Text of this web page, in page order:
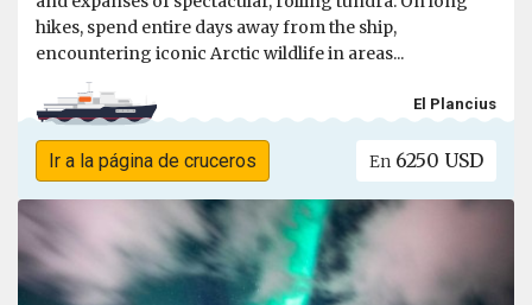
hikes, spend entire days away from the ship,
encountering iconic Arctic wildlife in areas...
El Plancius
Ir a la página de cruceros En 6250 USD